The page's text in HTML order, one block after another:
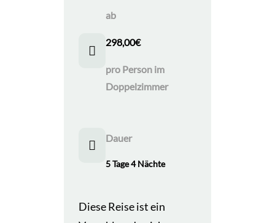
ab
298,00€
pro Person im
Doppelzimmer
Dauer
5 Tage 4 Nächte
Diese Reise ist ein